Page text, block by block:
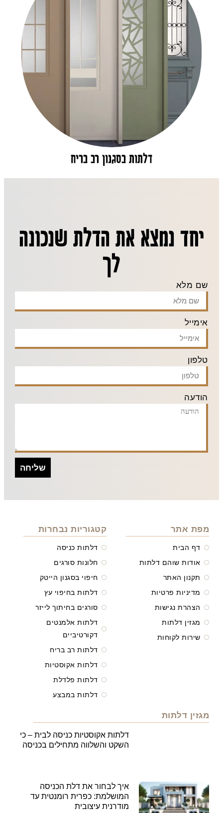
דלתות בסגנון רב בריח
יחד נמצא את הדלת שנכונה
לך
שם מלא
אימייל
טלפון
הודעה
שליחה
מפת אתר
דף הבית
אודות שוהם דלתות
תקנון האתר
מדיניות פרטיות
הצהרת נגישות
מגזין דלתות
שירות לקוחות
קטגוריות נבחרות
דלתות כניסה
חלונות סורגים
חיפוי בסגנון הייטק
דלתות בחיפוי עץ
סורגים בחיתוך לייזר
דלתות אלמנטים
דקורטיביים
דלתות רב בריח
דלתות אקוסטיות
דלתות פלדלת
דלתות במבצע
מגזין דלתות
דלתות אקוסטיות כניסה לבית – כי
השקט והשלווה מתחילים בכניסה
איך לבחור את דלת הכניסה
המושלמת: כפרית רומנטית עד
מודרנית עיצובית